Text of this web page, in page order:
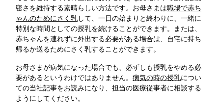
密さを維持する素晴らしい方法です。お母さまは職場で赤ち
ゃんのためにさく乳して、一日の始まりと終わりに、一緒に
特別な時間としての授乳を続けることができます。または、
赤ちゃんを連れずに外出する必要がある場合は、自宅に持ち
帰るか送るためにさく乳することができます。
お母さまが病気になった場合でも、必ずしも授乳をやめる必
要があるというわけではありません。 病気の時の授乳につい
ての当社記事をお読みになり、担当の医療従事者に相談する
ようにしてください。